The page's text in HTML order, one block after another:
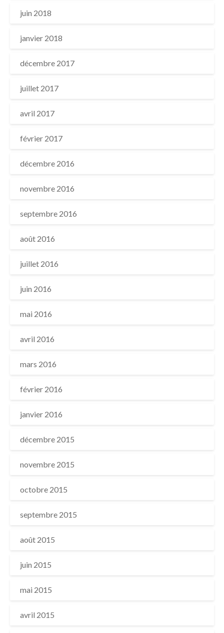
juin 2018
janvier 2018
décembre 2017
juillet 2017
avril 2017
février 2017
décembre 2016
novembre 2016
septembre 2016
août 2016
juillet 2016
juin 2016
mai 2016
avril 2016
mars 2016
février 2016
janvier 2016
décembre 2015
novembre 2015
octobre 2015
septembre 2015
août 2015
juin 2015
mai 2015
avril 2015